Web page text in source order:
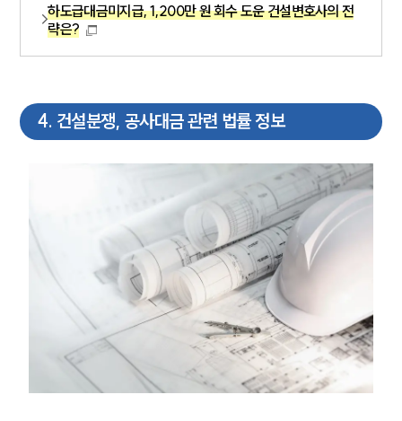
하도급대금미지급, 1,200만 원 회수 도운 건설변호사의 전
략은?
4. 건설분쟁, 공사대금 관련 법률 정보